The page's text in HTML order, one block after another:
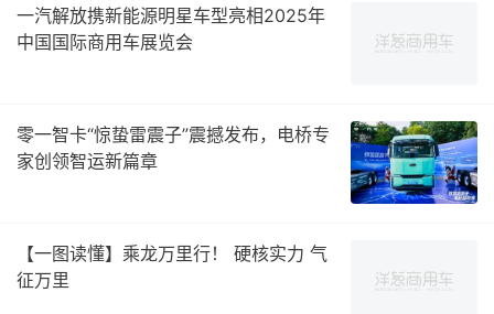
一汽解放携新能源明星车型亮相2025年
中国国际商用车展览会
零一智卡“惊蛰雷震子”震撼发布，电桥专
家创领智运新篇章
【一图读懂】乘龙万里行！ 硬核实力 气
征万里